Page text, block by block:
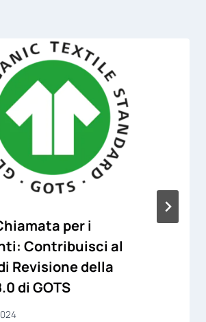
per i
Contribuisci al
Revisione della
di GOTS